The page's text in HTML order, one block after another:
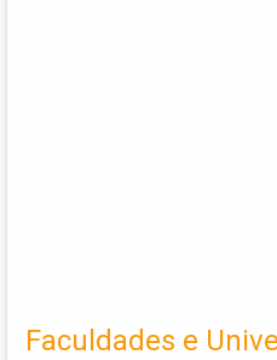
Faculdades e